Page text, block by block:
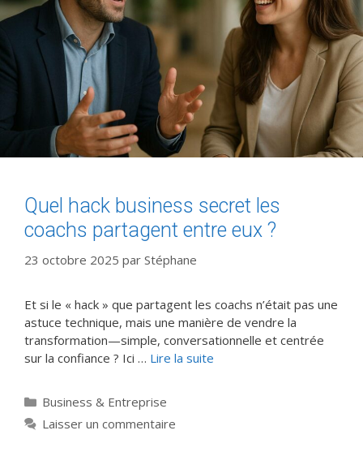
Quel hack business secret les
coachs partagent entre eux ?
23 octobre 2025 par Stéphane
Et si le « hack » que partagent les coachs n’était pas une
astuce technique, mais une manière de vendre la
transformation—simple, conversationnelle et centrée
sur la confiance ? Ici … Lire la suite
Catégories
Business & Entreprise
Laisser un commentaire